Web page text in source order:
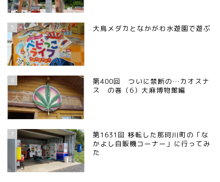
5 大鳥メダカとなかがわ水遊園で遊ぶ
6
第400回 ついに禁断の…カオスナ
ス の巻（6）大麻博物館編
7
第1631回 移転した那珂川町の「な
かよし自販機コーナー」に行ってみ
た